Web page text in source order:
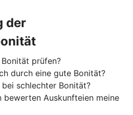
der
prüfen?
durch eine gute Bonität?
schlechter Bonität?
bewerten Auskunfteien meine